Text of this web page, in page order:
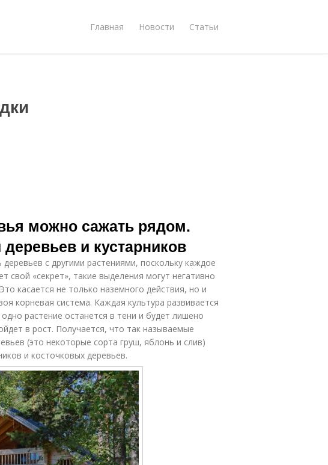
Главная Новости Статьи
можно сажать рядом.
и кустарников
с другими растениями, поскольку каждое
свой «секрет», такие выделения могут негативно
касается не только наземного действия, но и
корневая система. Каждая культура развивается
растение останется в тени и будет лишено
в рост. Получается, что так называемые
(это некоторые сорта груш, яблонь и слив)
и косточковых деревьев.